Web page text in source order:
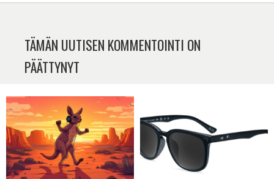
TÄMÄN UUTISEN KOMMENTOINTI ON
PÄÄTTYNYT